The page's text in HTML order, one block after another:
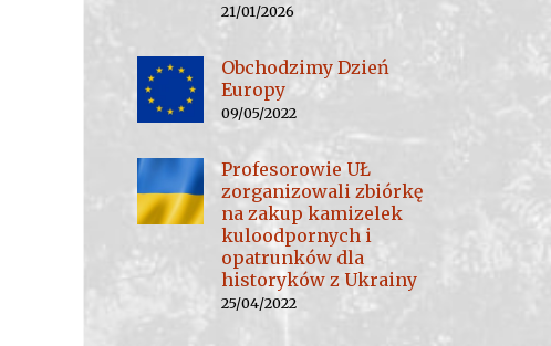
21/01/2026
Obchodzimy Dzień
Europy
09/05/2022
Profesorowie UŁ
zorganizowali zbiórkę
na zakup kamizelek
kuloodpornych i
opatrunków dla
historyków z Ukrainy
25/04/2022